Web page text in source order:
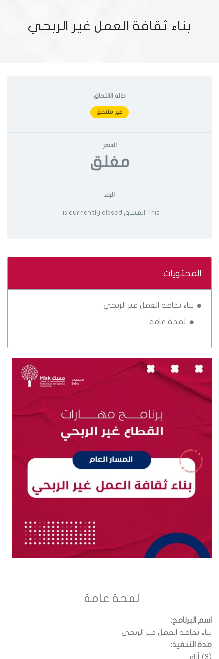
بناء ثقافة العمل غير الربحي
حالة الالتحاق
غير ملتحق
السعر
مغلق
البدء
This المساق is currently closed
المحتويات
بناء ثقافة العمل غير الربحي
لمحة عامة
لمحة عامة
اسم البرنامج:
بناء ثقافة العمل غير الربحي
مدة التنفيذ:
(3) أيام